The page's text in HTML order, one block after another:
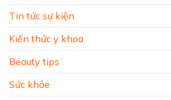
Tin tức sự kiện
Kiến thức y khoa
Beauty tips
Sức khỏe